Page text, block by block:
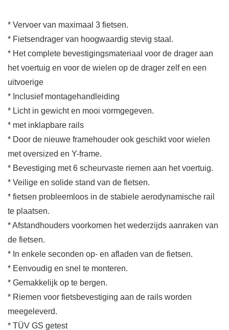
* Vervoer van maximaal 3 fietsen.
* Fietsendrager van hoogwaardig stevig staal.
* Het complete bevestigingsmateriaal voor de drager aan
het voertuig en voor de wielen op de drager zelf en een
uitvoerige
* Inclusief montagehandleiding
* Licht in gewicht en mooi vormgegeven.
* met inklapbare rails
* Door de nieuwe framehouder ook geschikt voor wielen
met oversized en Y-frame.
* Bevestiging met 6 scheurvaste riemen aan het voertuig.
* Veilige en solide stand van de fietsen.
* fietsen probleemloos in de stabiele aerodynamische rail
te plaatsen.
* Afstandhouders voorkomen het wederzijds aanraken van
de fietsen.
* In enkele seconden op- en afladen van de fietsen.
* Eenvoudig en snel te monteren.
* Gemakkelijk op te bergen.
* Riemen voor fietsbevestiging aan de rails worden
meegeleverd.
* TÜV GS getest